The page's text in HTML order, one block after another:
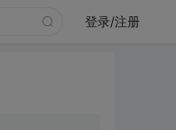
登录/注册